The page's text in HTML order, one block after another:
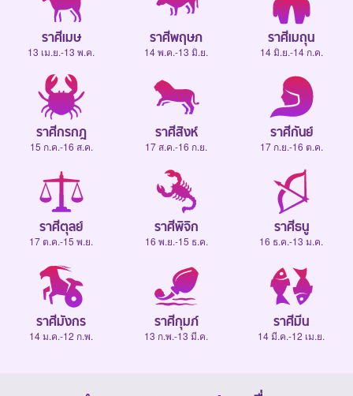
ราศีเมษ
13 เม.ย.-13 พ.ค.
ราศีพฤษภ
14 พ.ค.-13 มิ.ย.
ราศีเมถุน
14 มิ.ย.-14 ก.ค.
ราศีกรกฎ
15 ก.ค.-16 ส.ค.
ราศีสิงห์
17 ส.ค.-16 ก.ย.
ราศีกันย์
17 ก.ย.-16 ต.ค.
ราศีตุลย์
17 ต.ค.-15 พ.ย.
ราศีพิจิก
16 พ.ย.-15 ธ.ค.
ราศีธนู
16 ธ.ค.-13 ม.ค.
ราศีมังกร
14 ม.ค.-12 ก.พ.
ราศีกุมภ์
13 ก.พ.-13 มี.ค.
ราศีมีน
14 มี.ค.-12 เม.ย.